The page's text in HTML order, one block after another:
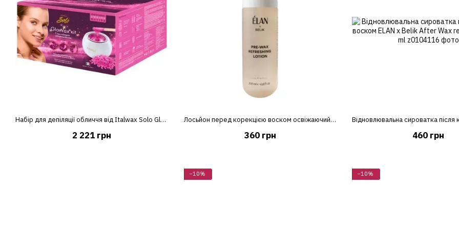
Набір для депіляції обличчя від Italwax Solo Glowax Kit 9 в 1
2 221 грн
Лосьйон перед корекцією воском освіжаючий ELAN х Belik Pre-Wax Refreshing Lotion, 200 мл
360 грн 460 грн
−10% −10%